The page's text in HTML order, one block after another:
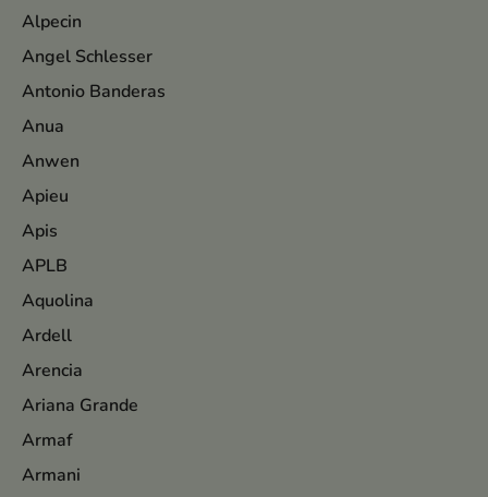
Alpecin
Angel Schlesser
Antonio Banderas
Anua
Anwen
Apieu
Apis
APLB
Aquolina
Ardell
Arencia
Ariana Grande
Armaf
Armani